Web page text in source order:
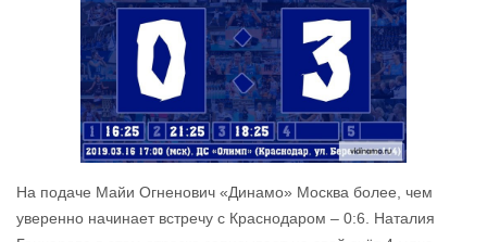
На подаче Майи Огненович «Динамо» Москва более, чем
уверенно начинает встречу с Краснодаром – 0:6. Наталия